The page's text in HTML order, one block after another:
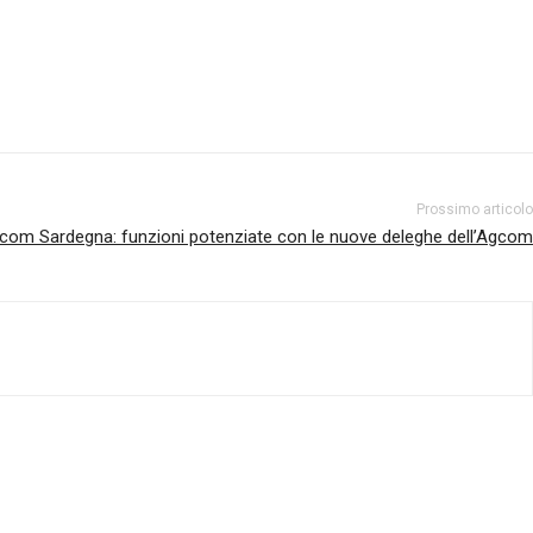
Prossimo articolo
Sardegna: funzioni potenziate con le nuove deleghe dell’Agcom